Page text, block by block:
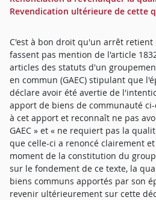
Revendication ultérieure de cette
C'est à bon droit qu'un arrêt
fassent pas mention de l'article
articles des statuts d'un
en commun (GAEC) stipulant que
déclare avoir été avertie de
apport de biens de communauté
à cet apport et reconnaît ne pas
GAEC » et « ne requiert pas la
que celle-ci a renoncé clairement
moment de la constitution du
sur le fondement de ce texte, la
biens communs apportés par son
revenir ultérieurement sur cette